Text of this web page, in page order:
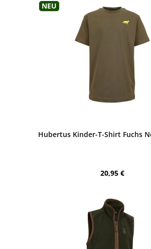
Neu
Hubertus Kinder-T-Shirt Fuchs
Regulärer Preis:
20,95 €